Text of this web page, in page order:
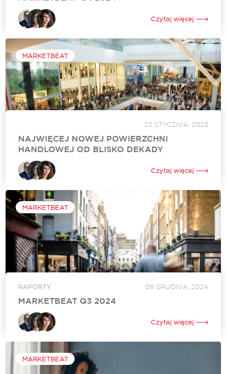
Marketbeat to raport stworzony przez międzynarodową
agencję doradczą Cushman & Wakefield, który kompleksowo
analizuje sektor nieruchomości komercyjnych, w tym
trendy, dane rynkowe oraz prognozy,...
Czytaj więcej
MARKETBEAT
23 STYCZNIA, 2025
NAJWIĘCEJ NOWEJ POWIERZCHNI
HANDLOWEJ OD BLISKO DEKADY
Międzynarodowa agencja doradcza Cushman & Wakefield
podsumowała sytuację w sektorze nieruchomości handlowych
w Polsce. W ubiegłym roku deweloperzy ukończyli ponad pół
wynikiem,...
Czytaj więcej
MARKETBEAT
RAPORTY 09 GRUDNIA, 2024
MARKETBEAT Q3 2024
Rynek retail w Polsce zmienia się dynamicznie, dostosowując
się do nowych oczekiwań konsumentów oraz wyzwań
gospodarczych. W erze, gdzie handel ewoluuje w stronę
Czytaj więcej
MARKETBEAT